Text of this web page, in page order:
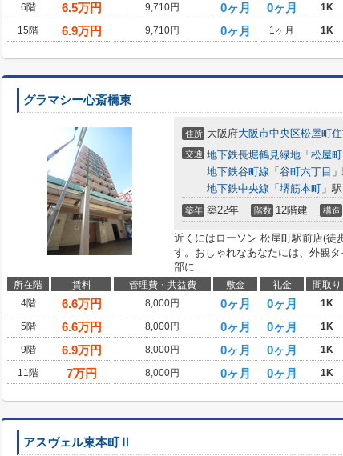
6階
6.5万円 9,710円 0ヶ月 0ヶ月 1K
15階
6.9万円 9,710円 0ヶ月 1ヶ月 1K
グラマシー心斎橋東
住所 大阪府大阪市中央区松屋町
交通 地下鉄長堀鶴見緑地 「 松屋町
地下鉄谷町線 「 谷町六丁目
地下鉄中央線 「 堺筋本町 」
築年 築22年 階数 12階建 構造
近くにはローソン 松屋町駅前店(徒
す。おしゃれなあなたには、外観
部に...
所在階 賃料 管理費・共益費 敷金 礼金 間取り
4階
6.6万円 8,000円 0ヶ月 0ヶ月 1K
5階
6.6万円 8,000円 0ヶ月 0ヶ月 1K
9階
6.9万円 8,000円 0ヶ月 0ヶ月 1K
11階
7万円 8,000円 0ヶ月 0ヶ月 1K
アスヴェル東本町Ⅱ